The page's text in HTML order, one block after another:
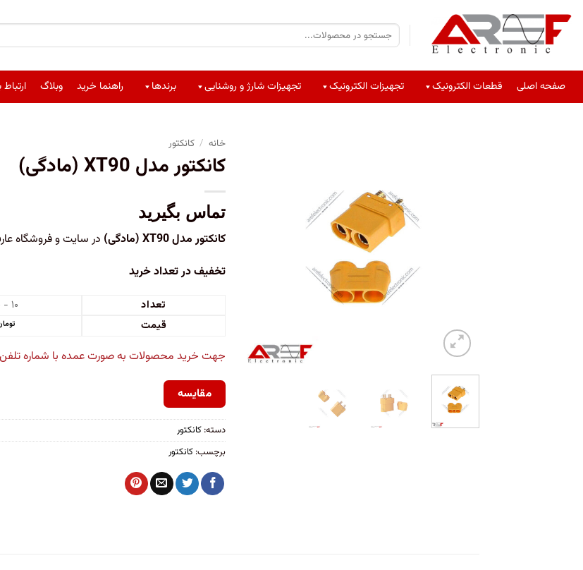
صفحه اصلی قطعات الکترونیک تجهیزات الکترونیک تجهیزات شارژ و روشنایی برندها راهنما خرید وبلاگ ارتباط
خانه / کانکتور
کانکتور مدل XT90 (مادگی)
تماس بگیرید
کانکتور مدل XT90 (مادگی)
در سایت و فروشگاه
تخفیف در تعداد خرید
تعداد ۱۰ - ۱۰۰
قیمت
جهت خرید محصولات به صورت عمده با شماره
مقایسه
دسته: کانکتور
برچسب: کانکتور